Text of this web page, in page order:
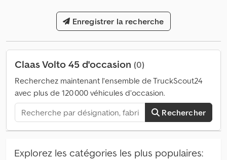
Enregistrer la recherche
Claas Volto 45 d'occasion (0)
Recherchez maintenant l’ensemble de TruckScout24
avec plus de 120 000 véhicules d’occasion.
Rechercher
Explorez les catégories les plus populaires: